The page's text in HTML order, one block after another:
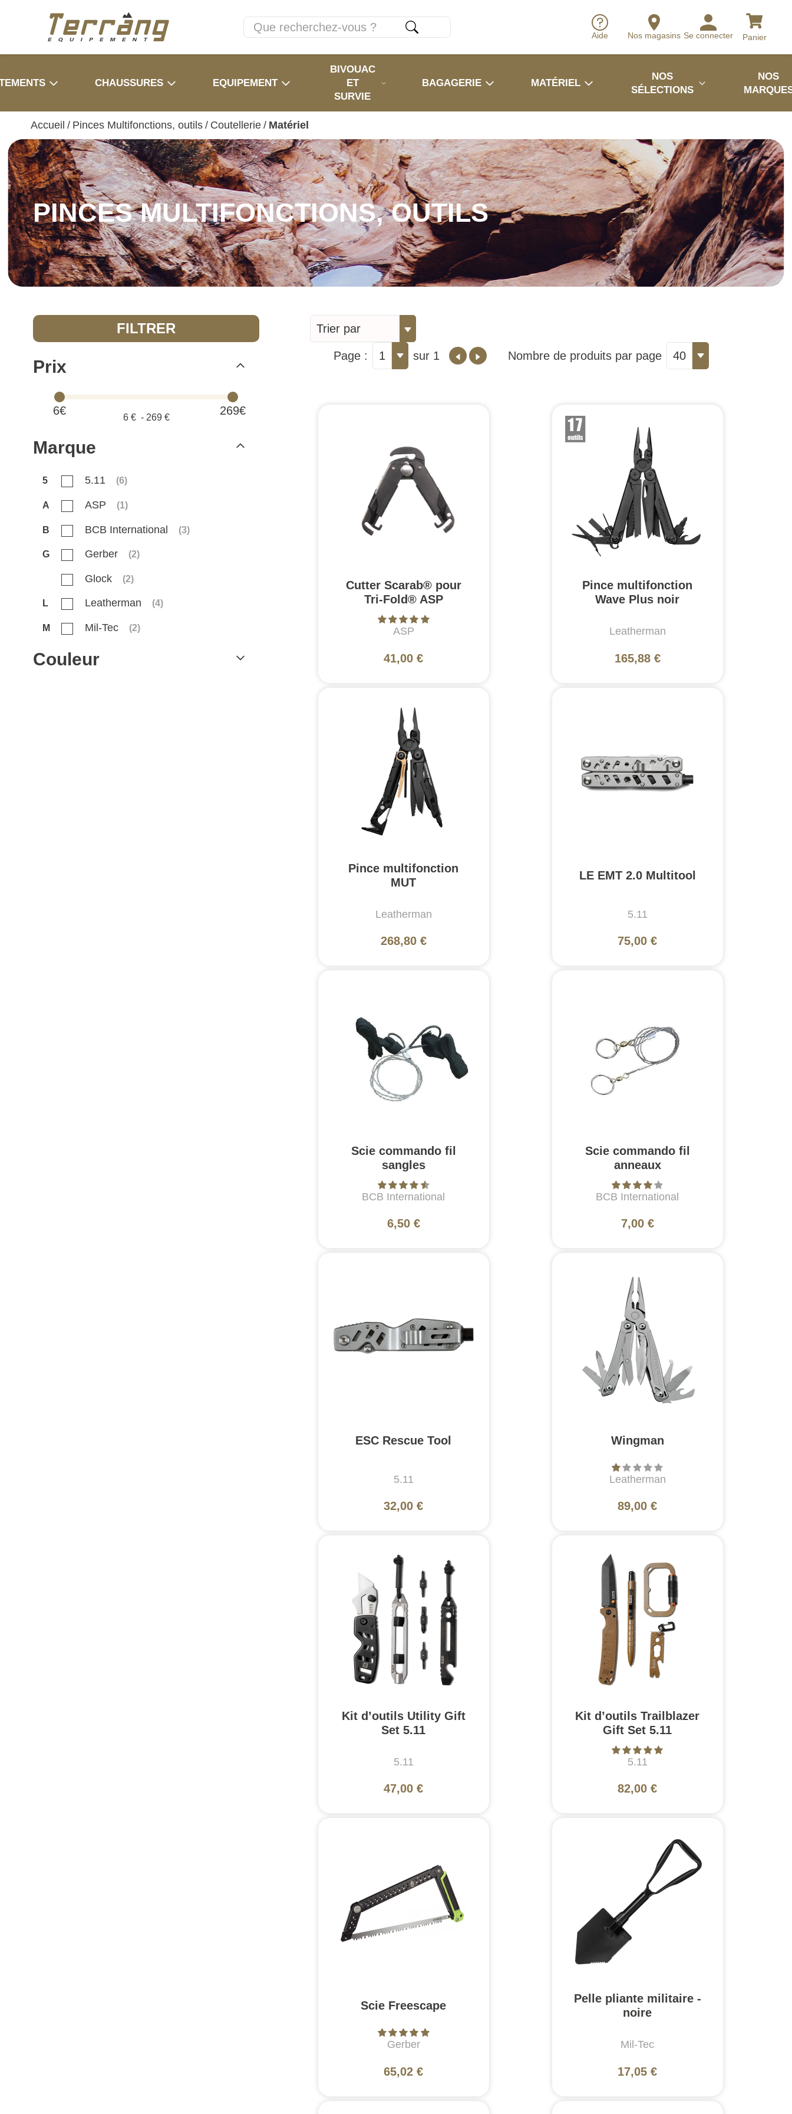
Aide Nos magasins Se connecter Panier
CHAUSSURES EQUIPEMENT
BIVOUAC
ET
SURVIE
BAGAGERIE MATÉRIEL
NOS
SÉLECTIONS
NOS
Accueil / Pinces Multifonctions, outils / Coutellerie / Matériel
PINCES MULTIFONCTIONS, OUTILS
FILTRER
Prix
6€ 269€
6€ - 269€
Marque
5 5.11 (6)
A ASP (1)
B BCB International (3)
G Gerber (2)
Glock (2)
L Leatherman (4)
M Mil-Tec (2)
Couleur
Trier par
Page : 1 sur 1 Nombre de produits par page 40
Cutter Scarab® pour
Tri-Fold® ASP
ASP
41,00 €
Pince multifonction
Wave Plus noir
Leatherman
165,88 €
Pince multifonction
MUT
Leatherman
268,80 €
LE EMT 2.0 Multitool
5.11
75,00 €
Scie commando fil
sangles
BCB International
6,50 €
Scie commando fil
anneaux
BCB International
7,00 €
ESC Rescue Tool
5.11
32,00 €
Wingman
Leatherman
89,00 €
Kit d’outils Utility Gift
Set 5.11
5.11
47,00 €
Kit d’outils Trailblazer
Gift Set 5.11
5.11
82,00 €
Scie Freescape
Gerber
65,02 €
Pelle pliante militaire -
noire
Mil-Tec
17,05 €